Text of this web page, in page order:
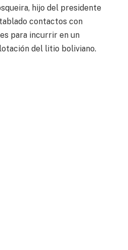
hijo del presidente
contactos con
para incurrir en un
del litio boliviano.